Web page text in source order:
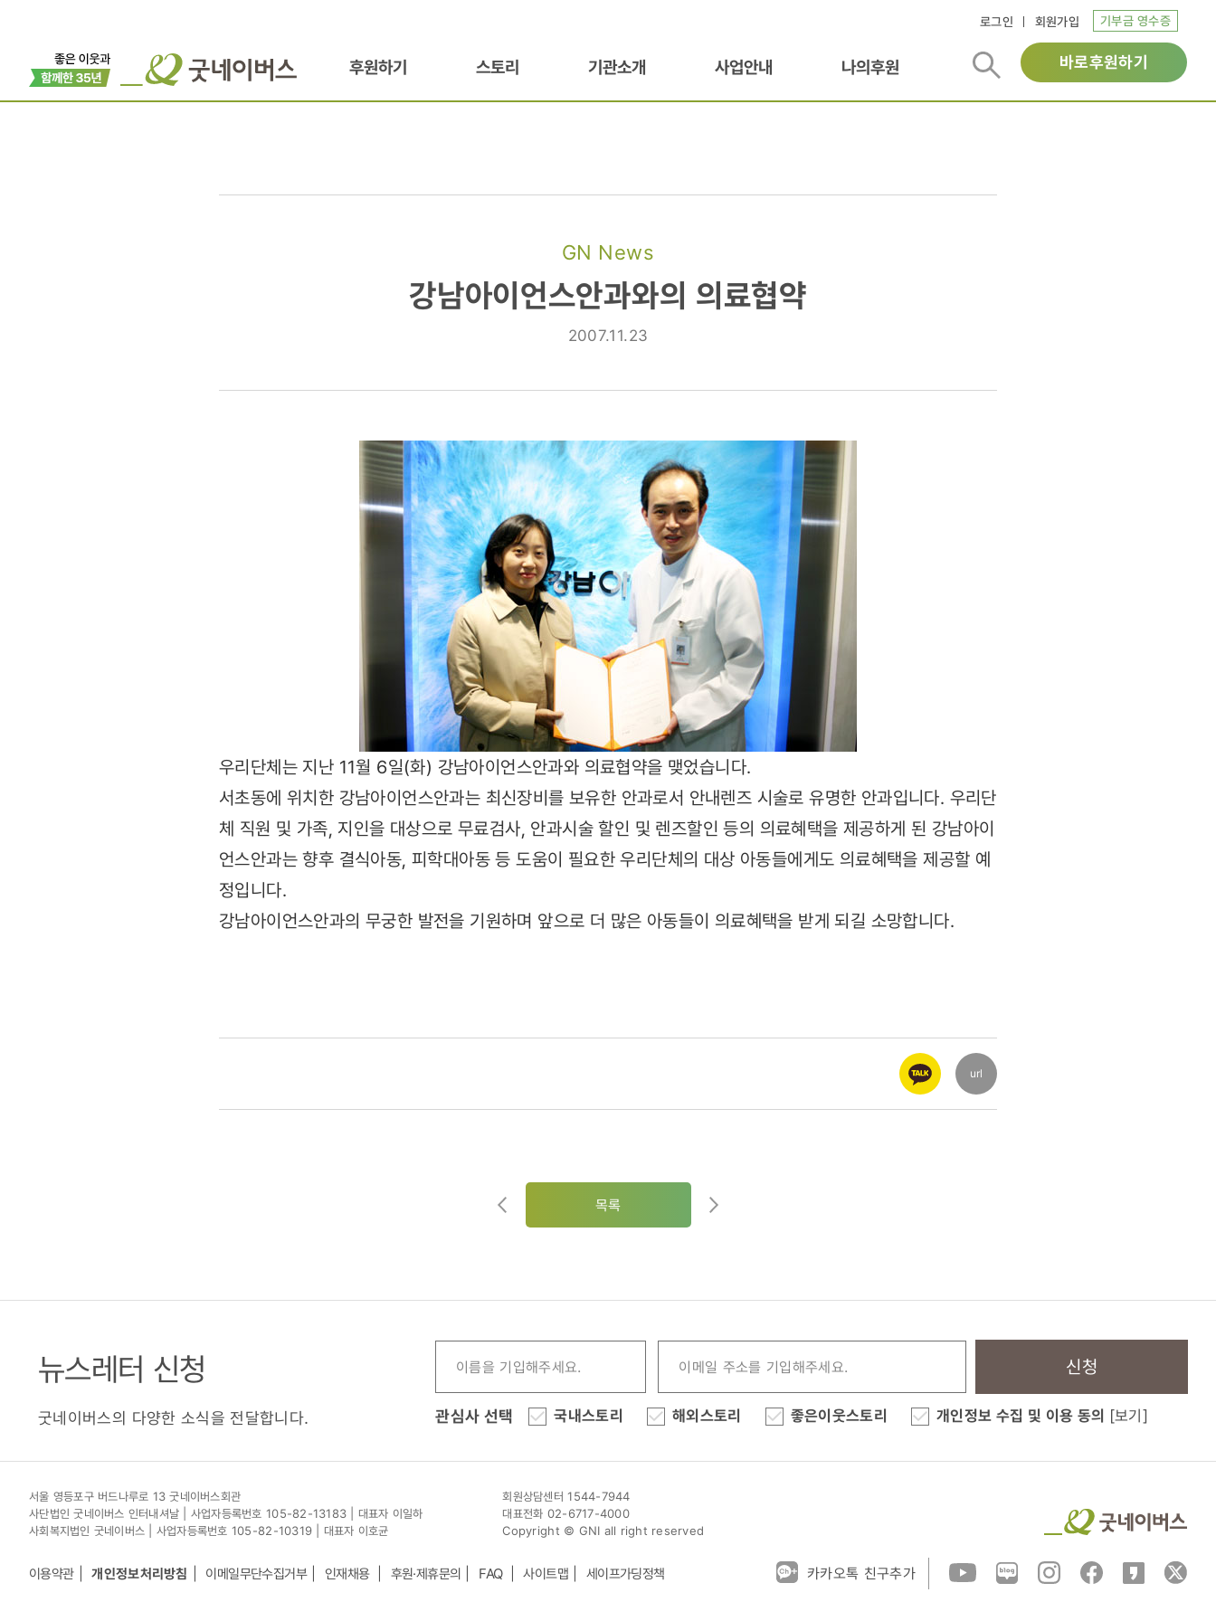
로그인 회원가입 기부금 영수증
후원하기 스토리 기관소개 사업안내 나의후원 바로후원하기
GN News
강남아이언스안과와의강남아이언스안과와의 의료협약
2007.11.23
우리단체는 지난 11월 6일(화) 강남아이언스안과와 의료협약을 맺었습니다.
서초동에 위치한 강남아이언스안과는 최신장비를 보유한 안과로서 안내렌즈 시술로 유명한 안과입니다. 우리단
체 직원 및 가족, 지인을 대상으로 무료검사, 안과시술 할인 및 렌즈할인 등의 의료혜택을 제공하게 된 강남아이
언스안과는 향후 결식아동, 피학대아동 등 도움이 필요한 우리단체의 대상 아동들에게도 의료혜택을 제공할 예
정입니다.
강남아이언스안과의 무궁한 발전을 기원하며 앞으로 더 많은 아동들이 의료혜택을 받게 되길 소망합니다.
url
목록
뉴스레터 신청
굿네이버스의 다양한 소식을 전달합니다.
신청
관심사 선택 국내스토리 해외스토리 좋은이웃스토리 개인정보 수집 및 이용 동의 [보기]
서울 영등포구 버드나루로 13 굿네이버스회관
사단법인 굿네이버스 인터내셔날 | 사업자등록번호 105-82-13183 | 대표자 이일하
사회복지법인 굿네이버스 | 사업자등록번호 105-82-10319 | 대표자 이호균
회원상담센터 1544-7944
대표전화 02-6717-4000
Copyright © GNI all right reserved
이용약관 개인정보처리방침 이메일무단수집거부 인재채용 후원·제휴문의 FAQ 사이트맵 세이프가딩정책 카카오톡 친구추가